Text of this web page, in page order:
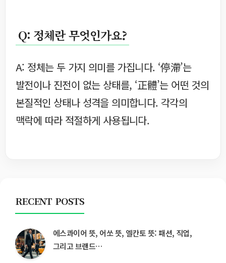
Q: 정체란 무엇인가요?
A: 정체는 두 가지 의미를 가집니다. ‘停滯’는
발전이나 진전이 없는 상태를, ‘正體’는 어떤 것의
본질적인 상태나 성격을 의미합니다. 각각의
맥락에 따라 적절하게 사용됩니다.
RECENT POSTS
에스콰이어 뜻, 어쏘 뜻, 엘칸토 뜻: 패션, 직업,
그리고 브랜드…